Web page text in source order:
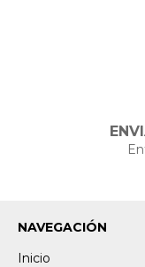
NAVEGACIÓN
Inicio